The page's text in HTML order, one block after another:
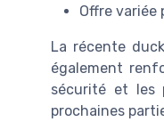
Offre variée
La récente
également
sécurité et les
prochaines